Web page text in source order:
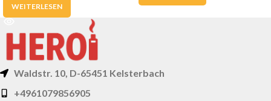
WEITERLESEN
Waldstr. 10, D-65451 Kelsterbach
+4961079856905